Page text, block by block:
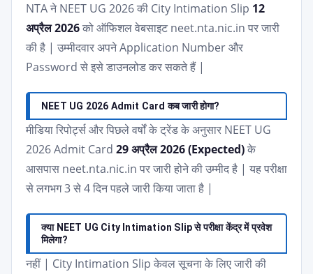
NTA ने NEET UG 2026 की City Intimation Slip 12
अप्रैल 2026को ऑफिशल वेबसाइट neet.nta.nic.in पर जारी
की है | उम्मीदवार अपने Application Number और
Password से इसे डाउनलोड कर सकते हैं |
NEET UG 2026 Admit Card कब जारी होगा?
मीडिया रिपोर्ट्स और पिछले वर्षों के ट्रेंड के अनुसार NEET UG
2026 Admit Card 29 अप्रैल 2026 (Expected)के
आसपास neet.nta.nic.in पर जारी होने की उम्मीद है | यह परीक्षा
से लगभग 3 से 4 दिन पहले जारी किया जाता है |
क्या NEET UG City Intimation Slip से परीक्षा केंद्र में प्रवेश
मिलेगा?
नहीं | City Intimation Slip केवल सूचना के लिए जारी की